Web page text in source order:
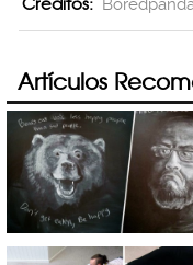
Artículos